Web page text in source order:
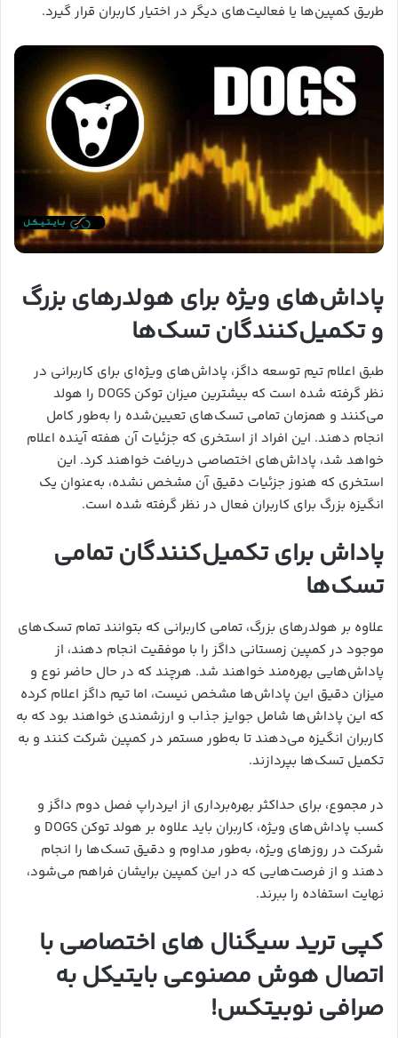
طریق کمپین‌ها یا فعالیت‌های دیگر در اختیار کاربران قرار گیرد.
پاداش‌های ویژه برای هولدرهای بزرگ
و تکمیل‌کنندگان تسک‌ها
طبق اعلام تیم توسعه داگز، پاداش‌های ویژه‌ای برای کاربرانی در
نظر گرفته شده است که بیشترین میزان توکن DOGS را هولد
می‌کنند و همزمان تمامی تسک‌های تعیین‌شده را به‌طور کامل
انجام دهند. این افراد از استخری که جزئیات آن هفته آینده اعلام
خواهد شد، پاداش‌های اختصاصی دریافت خواهند کرد. این
استخری که هنوز جزئیات دقیق آن مشخص نشده، به‌عنوان یک
انگیزه بزرگ برای کاربران فعال در نظر گرفته شده است.
پاداش برای تکمیل‌کنندگان تمامی
تسک‌ها
علاوه بر هولدرهای بزرگ، تمامی کاربرانی که بتوانند تمام تسک‌های
موجود در کمپین زمستانی داگز را با موفقیت انجام دهند، از
پاداش‌هایی بهره‌مند خواهند شد. هرچند که در حال حاضر نوع و
میزان دقیق این پاداش‌ها مشخص نیست، اما تیم داگز اعلام کرده
که این پاداش‌ها شامل جوایز جذاب و ارزشمندی خواهند بود که به
کاربران انگیزه می‌دهند تا به‌طور مستمر در کمپین شرکت کنند و به
تکمیل تسک‌ها بپردازند.
در مجموع، برای حداکثر بهره‌برداری از ایردراپ فصل دوم داگز و
کسب پاداش‌های ویژه، کاربران باید علاوه بر هولد توکن DOGS و
شرکت در روزهای ویژه، به‌طور مداوم و دقیق تسک‌ها را انجام
دهند و از فرصت‌هایی که در این کمپین برایشان فراهم می‌شود،
نهایت استفاده را ببرند.
کپی ترید سیگنال های اختصاصی با
اتصال هوش مصنوعی بایتیکل به
صرافی نوبیتکس!